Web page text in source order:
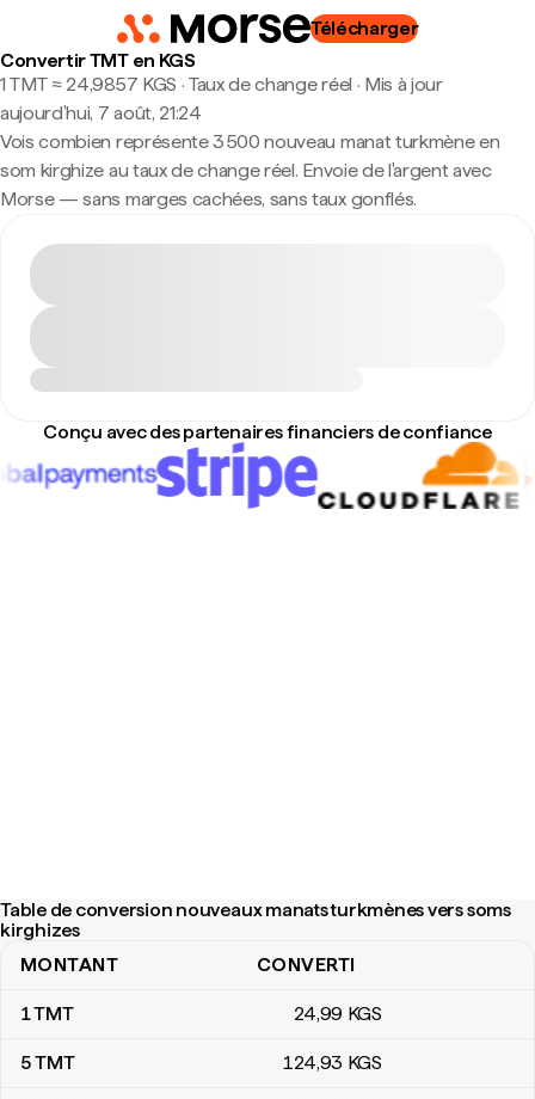
Télécharger
Convertir TMT en KGS
1 TMT ≈ 24,9857 KGS · Taux de change réel · Mis à jour
aujourd’hui, 7 août, 21:24
Vois combien représente 3 500 nouveau manat turkmène en
som kirghize au taux de change réel. Envoie de l'argent avec
Morse — sans marges cachées, sans taux gonflés.
Conçu avec des partenaires financiers de confiance
Table de conversion nouveaux manats turkmènes vers soms
kirghizes
Table de conversion nouveaux manats turkmènes vers soms
MONTANT CONVERTI
1TMT 24,99 KGS
5TMT 124,93 KGS